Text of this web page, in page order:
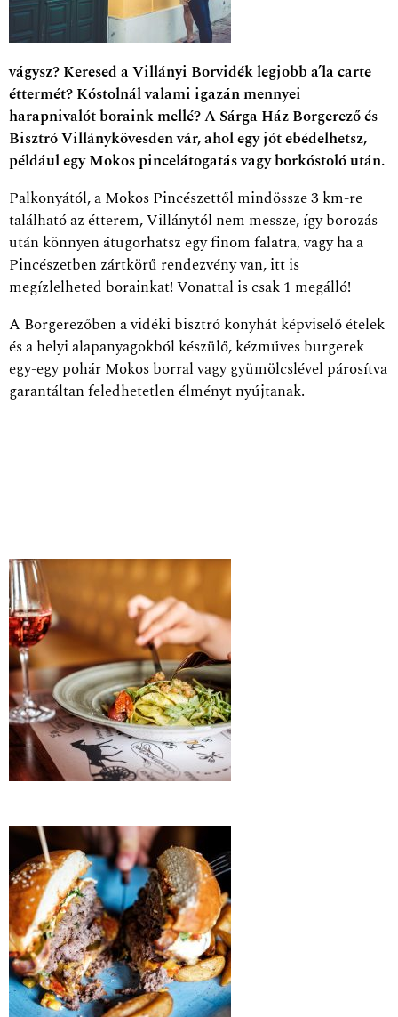
vágysz? Keresed a Villányi Borvidék legjobb a’la carte
éttermét? Kóstolnál valami igazán mennyei
harapnivalót boraink mellé? A Sárga Ház Borgerező és
Bisztró Villánykövesden vár, ahol egy jót ebédelhetsz,
például egy Mokos pincelátogatás vagy borkóstoló után.
Palkonyától, a Mokos Pincészettől mindössze 3 km-re
található az étterem, Villánytól nem messze, így borozás
után könnyen átugorhatsz egy finom falatra, vagy ha a
Pincészetben zártkörű rendezvény van, itt is
megízlelheted borainkat! Vonattal is csak 1 megálló!
A Borgerezőben a vidéki bisztró konyhát képviselő ételek
és a helyi alapanyagokból készülő, kézműves burgerek
egy-egy pohár Mokos borral vagy gyümölcslével párosítva
garantáltan feledhetetlen élményt nyújtanak.